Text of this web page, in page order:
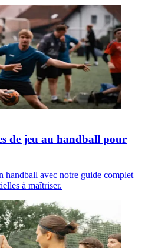
de jeu au handball pour
handball avec notre guide complet
à maîtriser.